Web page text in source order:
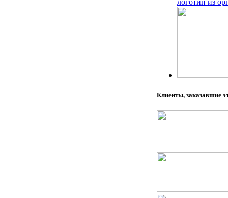
логотип из
Клиенты, заказавшие